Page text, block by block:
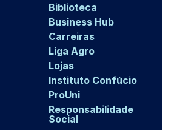
Biblioteca
Business Hub
Carreiras
Liga Agro
Lojas
Instituto Confúcio
ProUni
Responsabilidade
Social